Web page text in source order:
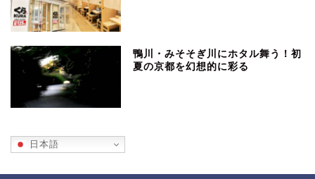
鴨川・みそそぎ川にホタル舞う！初
夏の京都を幻想的に彩る
日本語